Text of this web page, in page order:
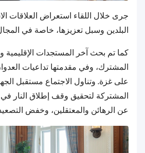
جرى خلال اللقاء استعراض العلاقات
البلدين وسبل تعزيزها، خاصة في
كما تم بحث آخر المستجدات الإقليمية
المشترك، وفي مقدمتها تداعيات
على غزة. وتناول الاجتماع مستقبل
المشتركة لتحقيق وقف إطلاق النار في
عن الرهائن والمعتقلين، وخفض